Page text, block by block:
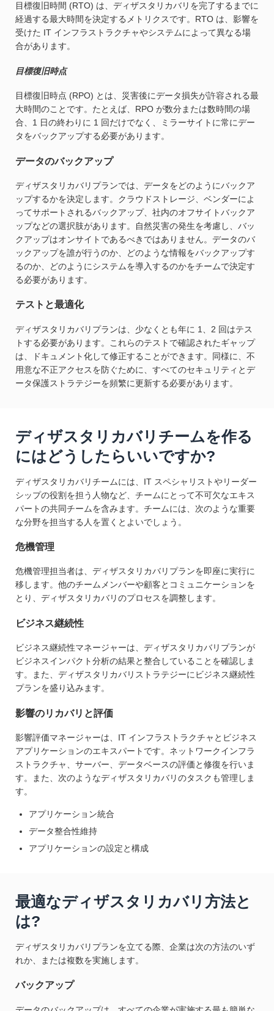
目標復旧時間 (RTO) は、ディザスタリカバリを完了するまでに
経過する最大時間を決定するメトリクスです。RTO は、影響を
受けた IT インフラストラクチャやシステムによって異なる場
合があります。
目標復旧時点
目標復旧時点 (RPO) とは、災害後にデータ損失が許容される最
大時間のことです。たとえば、RPO が数分または数時間の場
合、1 日の終わりに 1 回だけでなく、ミラーサイトに常にデー
タをバックアップする必要があります。
データのバックアップ
ディザスタリカバリプランでは、データをどのようにバックア
ップするかを決定します。クラウドストレージ、ベンダーによ
ってサポートされるバックアップ、社内のオフサイトバックア
ップなどの選択肢があります。自然災害の発生を考慮し、バッ
クアップはオンサイトであるべきではありません。データのバ
ックアップを誰が行うのか、どのような情報をバックアップす
るのか、どのようにシステムを導入するのかをチームで決定す
る必要があります。
テストと最適化
ディザスタリカバリプランは、少なくとも年に 1、2 回はテス
トする必要があります。これらのテストで確認されたギャップ
は、ドキュメント化して修正することができます。同様に、不
用意な不正アクセスを防ぐために、すべてのセキュリティとデ
ータ保護ストラテジーを頻繁に更新する必要があります。
ディザスタリカバリチームを作る
にはどうしたらいいですか?
ディザスタリカバリチームには、IT スペシャリストやリーダー
シップの役割を担う人物など、チームにとって不可欠なエキス
パートの共同チームを含みます。チームには、次のような重要
な分野を担当する人を置くとよいでしょう。
危機管理
危機管理担当者は、ディザスタリカバリプランを即座に実行に
移します。他のチームメンバーや顧客とコミュニケーションを
とり、ディザスタリカバリのプロセスを調整します。
ビジネス継続性
ビジネス継続性マネージャーは、ディザスタリカバリプランが
ビジネスインパクト分析の結果と整合していることを確認しま
す。また、ディザスタリカバリストラテジーにビジネス継続性
プランを盛り込みます。
影響のリカバリと評価
影響評価マネージャーは、IT インフラストラクチャとビジネス
アプリケーションのエキスパートです。ネットワークインフラ
ストラクチャ、サーバー、データベースの評価と修復を行いま
す。また、次のようなディザスタリカバリのタスクも管理しま
す。
アプリケーション統合
データ整合性維持
アプリケーションの設定と構成
最適なディザスタリカバリ方法と
は?
ディザスタリカバリプランを立てる際、企業は次の方法のいず
れか、または複数を実施します。
バックアップ